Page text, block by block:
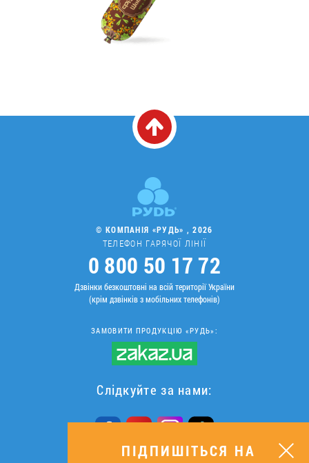
© КОМПАНІЯ «РУДЬ» , 2026
ТЕЛЕФОН ГАРЯЧОЇ ЛІНІЇ
0 800 50 17 72
Дзвінки безкоштовні на всій території України
(крім дзвінків з мобільних телефонів)
ЗАМОВИТИ ПРОДУКЦІЮ «РУДЬ»:
Слідкуйте за нами:
ПІДПИШІТЬСЯ НА